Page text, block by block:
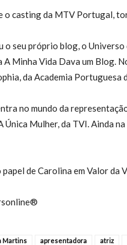
o casting da MTV Portugal,
o seu próprio blog, o
Minha Vida Dava um Blog.
da Academia Portuguesa
no mundo da
Mulher, da TVI. Ainda
de Carolina em Valor da
Martins apresentadora atriz